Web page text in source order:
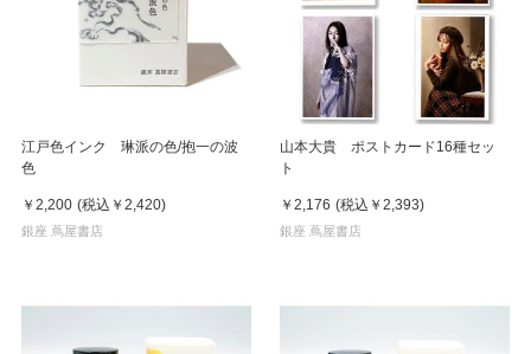
江戸色インク 琳派の色/抱一の波
色
￥2,200 (税込 ￥2,420)
銀座 蔦屋書店
山本大貴 ポストカード16種セッ
ト
￥2,176 (税込 ￥2,393)
銀座 蔦屋書店